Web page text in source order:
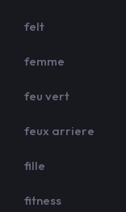
felt
femme
feu vert
feux arriere
fille
fitness